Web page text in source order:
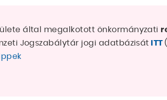
által megalkotott önkormányzati
Jogszabálytár jogi adatbázisát
ITT (